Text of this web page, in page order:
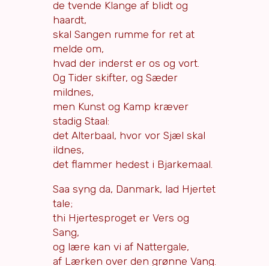
de tvende Klange af blidt og
haardt,
skal Sangen rumme for ret at
melde om,
hvad der inderst er os og vort.
Og Tider skifter, og Sæder
mildnes,
men Kunst og Kamp kræver
stadig Staal:
det Alterbaal, hvor vor Sjæl skal
ildnes,
det flammer hedest i Bjarkemaal.
Saa syng da, Danmark, lad Hjertet
tale;
thi Hjertesproget er Vers og
Sang,
og lære kan vi af Nattergale,
af Lærken over den grønne Vang.